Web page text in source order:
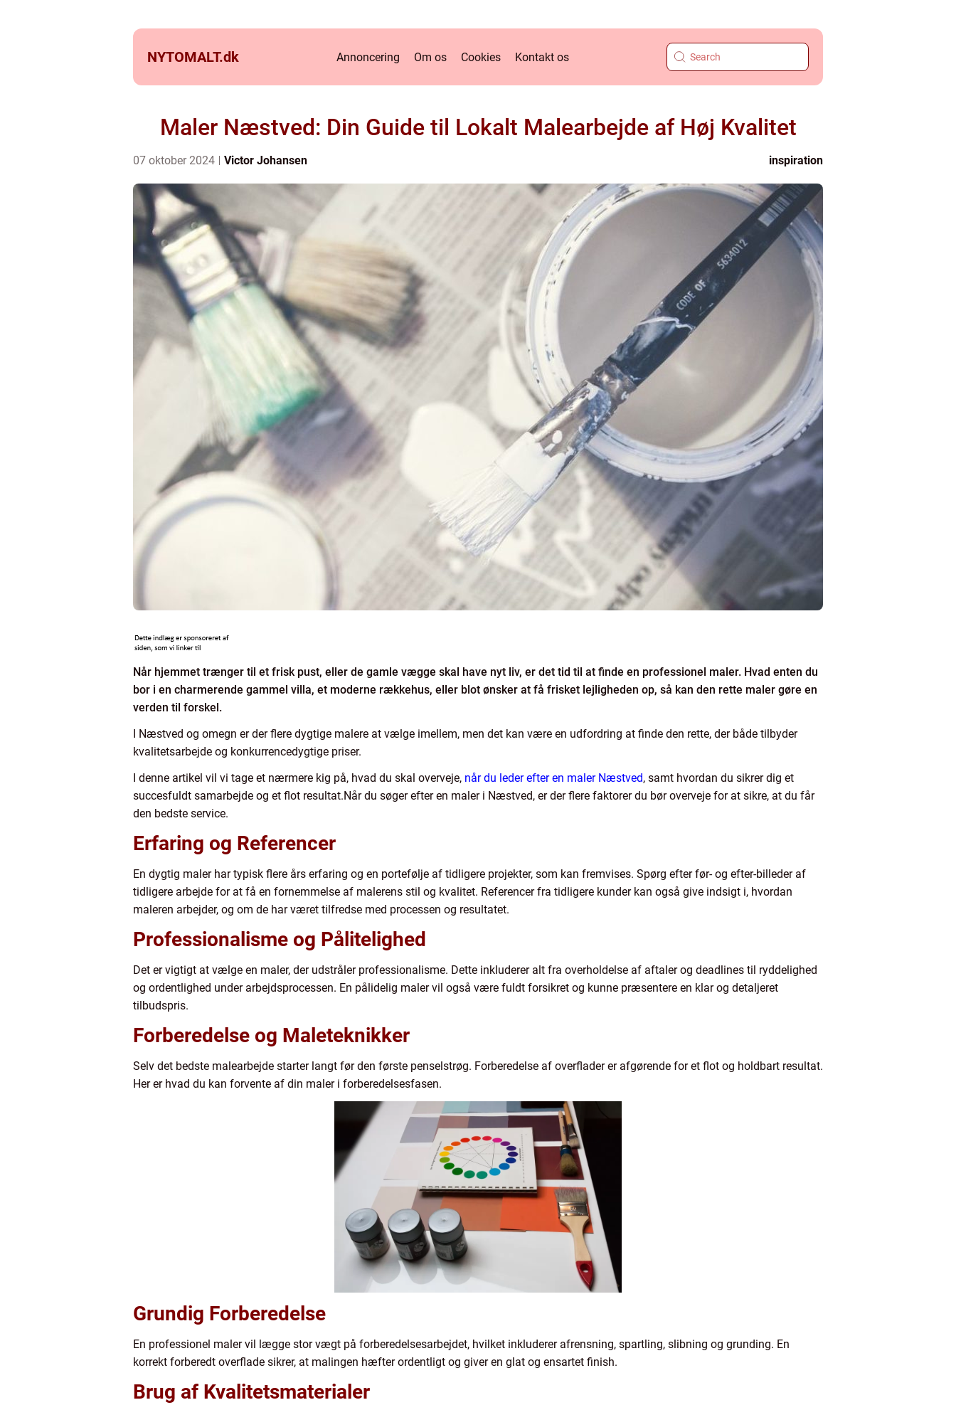
NYTOMALT.dk Annoncering Om os Cookies Kontakt os
Maler Næstved: Din Guide til Lokalt Malearbejde af Høj Kvalitet
07 oktober 2024 Victor Johansen inspiration
Når hjemmet trænger til et frisk pust, eller de gamle vægge skal have nyt liv, er det tid til at finde en professionel maler. Hvad enten du
bor i en charmerende gammel villa, et moderne rækkehus, eller blot ønsker at få frisket lejligheden op, så kan den rette maler gøre en
verden til forskel.
I Næstved og omegn er der flere dygtige malere at vælge imellem, men det kan være en udfordring at finde den rette, der både tilbyder
kvalitetsarbejde og konkurrencedygtige priser.
I denne artikel vil vi tage et nærmere kig på, hvad du skal overveje, når du leder efter en maler Næstved, samt hvordan du sikrer dig et
succesfuldt samarbejde og et flot resultat.Når du søger efter en maler i Næstved, er der flere faktorer du bør overveje for at sikre, at du får
den bedste service.
Erfaring og Referencer
En dygtig maler har typisk flere års erfaring og en portefølje af tidligere projekter, som kan fremvises. Spørg efter før- og efter-billeder af
tidligere arbejde for at få en fornemmelse af malerens stil og kvalitet. Referencer fra tidligere kunder kan også give indsigt i, hvordan
maleren arbejder, og om de har været tilfredse med processen og resultatet.
Professionalisme og Pålitelighed
Det er vigtigt at vælge en maler, der udstråler professionalisme. Dette inkluderer alt fra overholdelse af aftaler og deadlines til ryddelighed
og ordentlighed under arbejdsprocessen. En pålidelig maler vil også være fuldt forsikret og kunne præsentere en klar og detaljeret
tilbudspris.
Forberedelse og Maleteknikker
Selv det bedste malearbejde starter langt før den første penselstrøg. Forberedelse af overflader er afgørende for et flot og holdbart resultat.
Her er hvad du kan forvente af din maler i forberedelsesfasen.
Grundig Forberedelse
En professionel maler vil lægge stor vægt på forberedelsesarbejdet, hvilket inkluderer afrensning, spartling, slibning og grunding. En
korrekt forberedt overflade sikrer, at malingen hæfter ordentligt og giver en glat og ensartet finish.
Brug af Kvalitetsmaterialer